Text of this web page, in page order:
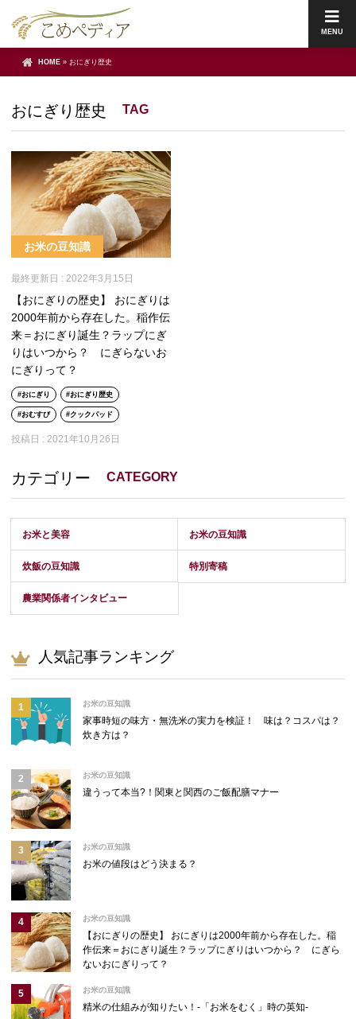
MENU
HOME » おにぎり歴史
おにぎり歴史 TAG
お米の豆知識
最終更新日 : 2022年3月15日
【おにぎりの歴史】 おにぎりは
2000年前から存在した。稲作伝
来＝おにぎり誕生？ラップにぎ
りはいつから？ にぎらないお
にぎりって？
おにぎり おにぎり歴史
おむすび クックパッド
投稿日 : 2021年10月26日
カテゴリー CATEGORY
お米と美容 お米の豆知識
炊飯の豆知識 特別寄稿
農業関係者インタビュー
人気記事ランキング
お米の豆知識
家事時短の味方・無洗米の実力を検証！ 味は？コスパは？
炊き方は？
お米の豆知識
違うって本当?！関東と関西のご飯配膳マナー
お米の豆知識
お米の値段はどう決まる？
お米の豆知識
【おにぎりの歴史】 おにぎりは2000年前から存在した。稲
作伝来＝おにぎり誕生？ラップにぎりはいつから？ にぎら
ないおにぎりって？
お米の豆知識
精米の仕組みが知りたい！-「お米をむく」時の英知-